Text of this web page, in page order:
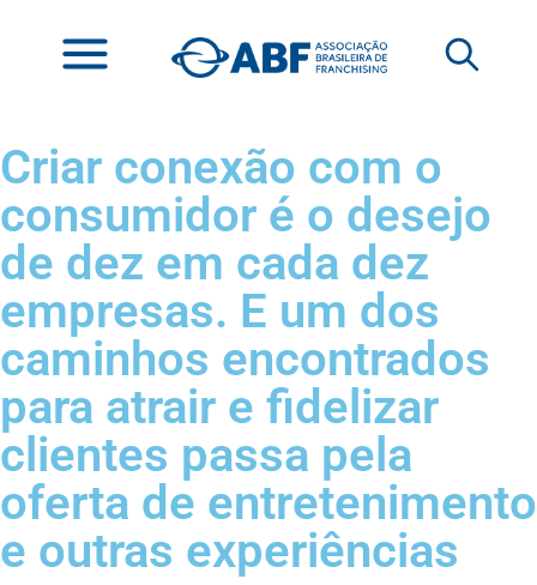
Criar conexão com o
consumidor é o desejo
de dez em cada dez
empresas. E um dos
caminhos encontrados
para atrair e fidelizar
clientes passa pela
oferta de entretenimento
e outras experiências